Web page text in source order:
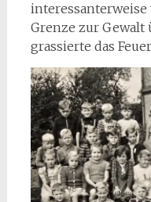
Grenze zur Gewalt
grassierte das